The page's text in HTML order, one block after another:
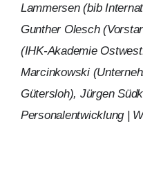
Lammersen (bib
Gunther Olesch
(IHK-Akademie
Marcinkowski
Gütersloh), Jürgen
Personalentwicklung |